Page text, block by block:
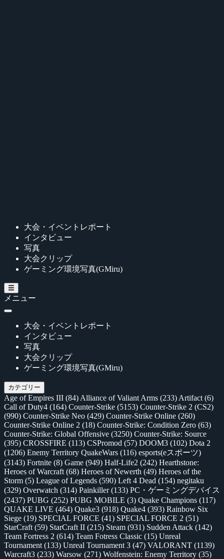
大会・イベントレポート
インタビュー
写真
大会クリップ
ゲーミング環境写真(GMiru)
メニュー
大会・イベントレポート
インタビュー
写真
大会クリップ
ゲーミング環境写真(GMiru)
カテゴリー
Age of Empires III (84) Alliance of Valiant Arms (233) Artifact (6)
Call of Duty4 (164) Counter-Strike (5153) Counter-Strike 2 (CS2)
(990) Counter-Strike Neo (429) Counter-Strike Online (260)
Counter-Strike Online 2 (18) Counter-Strike: Condition Zero (63)
Counter-Strike: Global Offensive (3250) Counter-Strike: Source
(395) CROSSFIRE (113) CSPromod (57) DOOM3 (102) Dota 2
(1206) Enemy Territory QuakeWars (116) esports(eスポーツ)
(3143) Fortnite (8) Game (949) Half-Life2 (242) Hearthstone:
Heroes of Warcraft (68) Heroes of Newerth (49) Heroes of the
Storm (5) League of Legends (590) Left 4 Dead (154) negitaku
(329) Overwatch (314) Painkiller(133) PC・ゲーミングデバイス
(2437) PUBG (252) PUBG MOBILE (3) Quake Champions (117)
QUAKE LIVE (464) Quake3 (918) Quake4 (393) Rainbow Six
Siege (19) SPECIAL FORCE (41) SPECIAL FORCE 2 (51)
StarCraft (59) StarCraft II (215) Steam (931) Sudden Attack (142)
Team Fortress 2 (614) Team Fotress Classic (15) Unreal
Tournament (133) Unreal Tournament 3 (47) VALORANT (1139)
Warcraft3 (233) Warsow (271) Wolfenstein: Enemy Territory (35)